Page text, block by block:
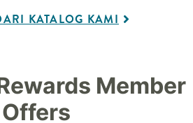
KATALOG KAMI
Member
Offers